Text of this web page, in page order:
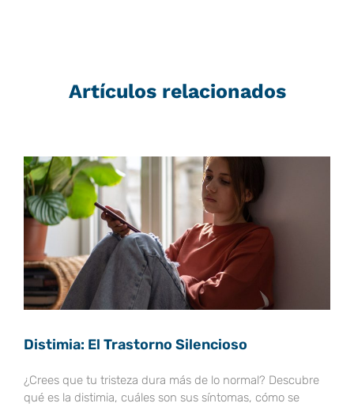
Artículos relacionados
Distimia: El Trastorno Silencioso
¿Crees que tu tristeza dura más de lo normal? Descubre
qué es la distimia, cuáles son sus síntomas, cómo se